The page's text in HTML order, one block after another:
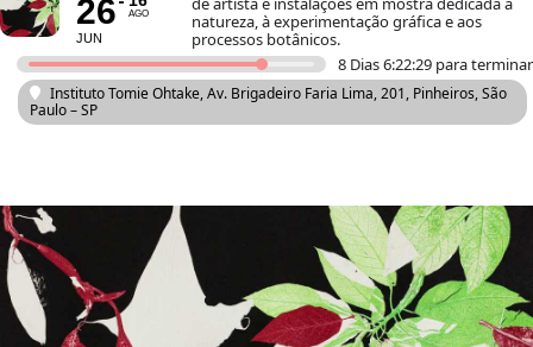
26
JUN
AGO
natureza, à experimentação gráfica e aos
processos botânicos.
8 Dias 6:22:27 para terminar
Instituto Tomie Ohtake, Av. Brigadeiro Faria Lima, 201, Pinheiros, São
Paulo – SP